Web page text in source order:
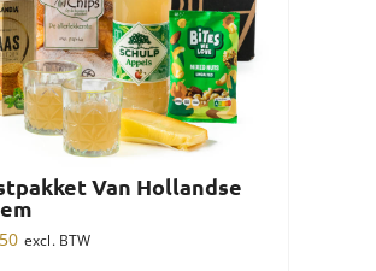
Van Hollandse
excl. BTW